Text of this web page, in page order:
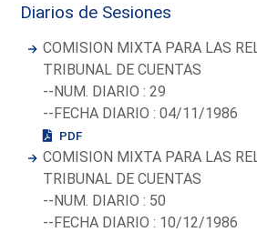
Diarios de Sesiones
COMISION MIXTA PARA LAS
TRIBUNAL DE CUENTAS
--NUM. DIARIO : 29
--FECHA DIARIO : 04/11/1986
PDF
COMISION MIXTA PARA LAS
TRIBUNAL DE CUENTAS
--NUM. DIARIO : 50
--FECHA DIARIO : 10/12/1986